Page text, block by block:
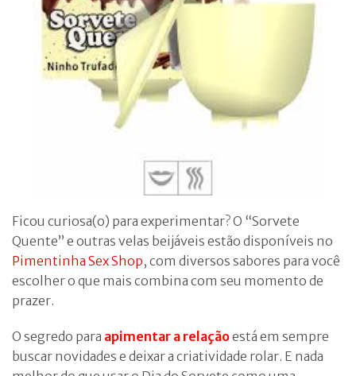
Ficou curiosa(o) para experimentar? O “Sorvete
Quente” e outras velas beijáveis estão disponíveis no
Pimentinha Sex Shop, com diversos sabores para você
escolher o que mais combina com seu momento de
prazer.
O segredo para apimentar a relaçãoestá em sempre
buscar novidades e deixar a criatividade rolar. E nada